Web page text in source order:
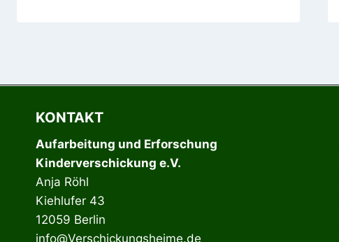
KONTAKT
Aufarbeitung und Erforschung
Kinderverschickung e.V.
Anja Röhl
Kiehlufer 43
12059 Berlin
info@Verschickungsheime.de